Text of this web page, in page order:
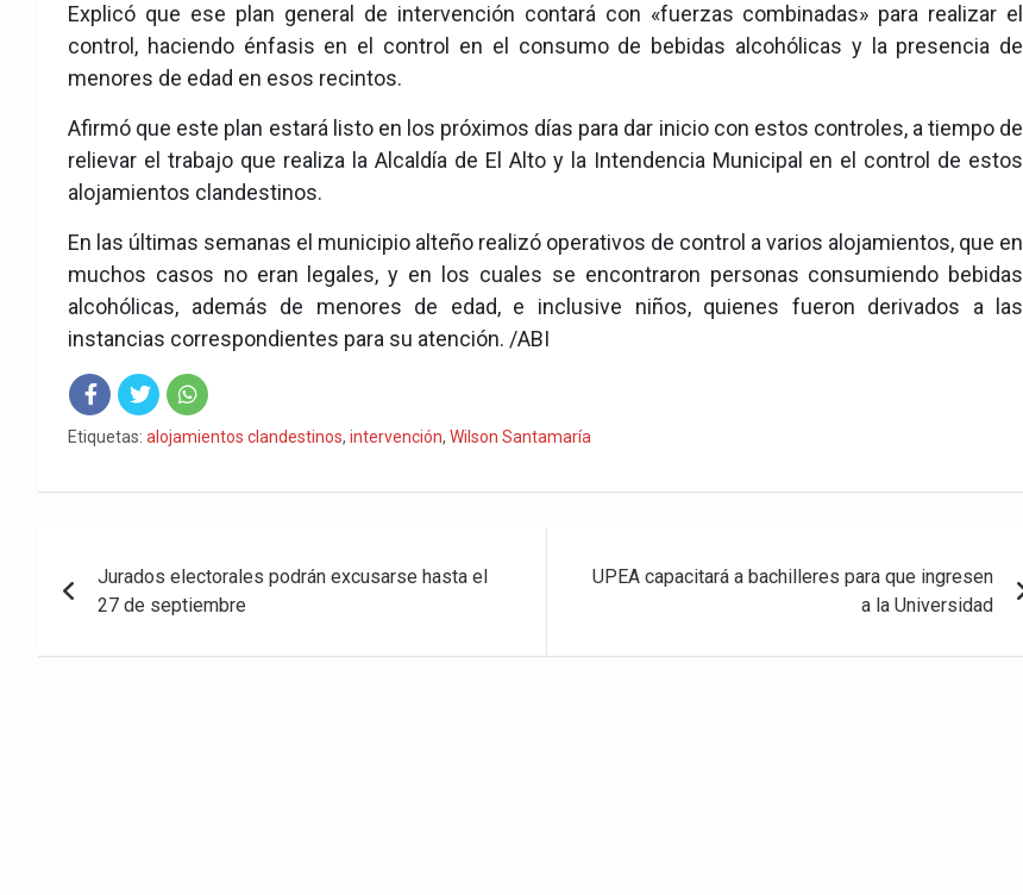
Explicó que ese plan general de intervención contará con «fuerzas combinadas» para realizar el
control, haciendo énfasis en el control en el consumo de bebidas alcohólicas y la presencia de
menores de edad en esos recintos.
Afirmó que este plan estará listo en los próximos días para dar inicio con estos controles, a tiempo de
relievar el trabajo que realiza la Alcaldía de El Alto y la Intendencia Municipal en el control de estos
alojamientos clandestinos.
En las últimas semanas el municipio alteño realizó operativos de control a varios alojamientos, que en
muchos casos no eran legales, y en los cuales se encontraron personas consumiendo bebidas
alcohólicas, además de menores de edad, e inclusive niños, quienes fueron derivados a las
instancias correspondientes para su atención. /ABI
Fac Twit Wha
Etiquetas: alojamientos clandestinos, intervención, Wilson Santamaría
de
Jurados electorales podrán excusarse hasta el
27 de septiembre
UPEA capacitará a bachilleres para que ingresen
a la Universidad